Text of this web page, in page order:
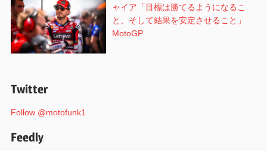
ャイア「目標は勝てるようになるこ
と、そして結果を安定させること」
MotoGP
Twitter
Follow @motofunk1
Feedly